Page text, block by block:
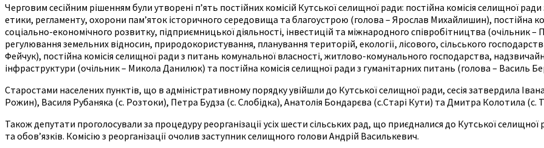
Черговим сесійним рішенням були утворені п’ять постійних комісій Кутської селищної ради: постійна комісія селищної
етики, регламенту, охорони пам’яток історичного середовища та благоустрою (голова – Ярослав Михайлишин), постійна
соціально-економічного розвитку, підприємницької діяльності, інвестицій та міжнародного співробітництва (очільник
регулювання земельних відносин, природокористування, планування територій, екології, лісового, сільського
Фейчук), постійна комісія селищної ради з питань комунальної власності, житлово-комунального господарства,
інфраструктури (очільник – Микола Данилюк) та постійна комісія селищної ради з гуманітарних питань (голова – Василь
Старостами населених пунктів, що в адміністративному порядку увійшли до Кутської селищної ради, сесія затвердила
Рожин), Василя Рубаняка (с. Розтоки), Петра Будза (с. Слобідка), Анатолія Бондарєва (с.Старі Кути) та Дмитра Колотила (с.
Також депутати проголосували за процедуру реорганізації усіх шести сільських рад, що приєдналися до Кутської
та обов’язків. Комісію з реорганізації очолив заступник селищного голови Андрій Василькевич.